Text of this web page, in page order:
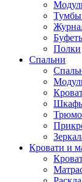
Полки
Спальни
Трюмо
Кровати и